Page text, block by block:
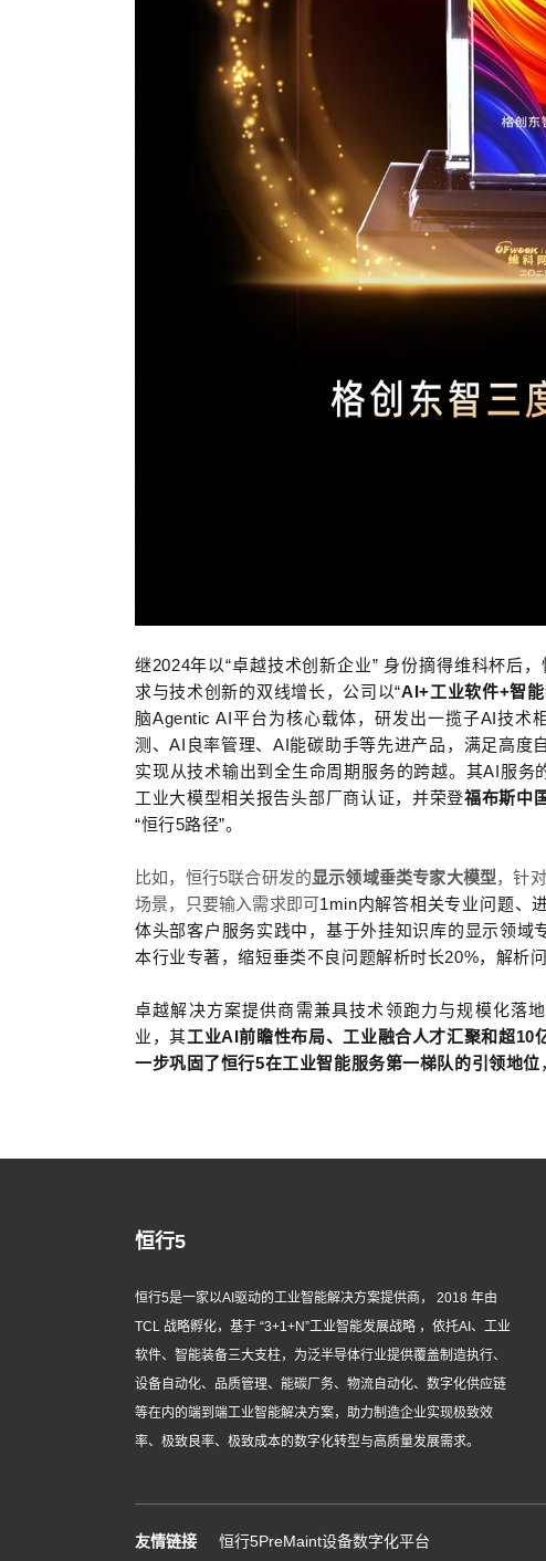
继2024年以“卓越技术创新企业” 身份摘得维科杯后
求与技术创新的双线增长，公司以“AI+工业软件+智
脑Agentic AI平台为核心载体， 研发出一揽子AI 技术
测、AI良率管理、AI 能碳助手等先进产品， 满足高度
实现从技术输出到全生命周期服务的跨越。其AI 服务
工业大模型相关报告头部厂商认证，并荣登福布斯中
“恒行5路径”。
比如，恒行5联合研发的显示领域垂类专家大模型，针
场景，只要输入需求即可 1min内解答相关专业问题、
体头部客户服务实践中，基于外挂知识库的显示领域
本行业专著，缩短垂类不良问题解析时长20%，解析
卓越解决方案提供商需兼具技术领跑力与规模化落
业，其工业AI前瞻性布局、工业融合人才汇聚和超10
一步巩固了恒行5在工业智能服务第一梯队的引领地位
恒行5
恒行5是一家以AI驱动的工业智能解决方案提供商， 2018 年由
TCL 战略孵化，基于 “3+1+N”工业智能发展战略 ，依托AI、工业
软件、智能装备三大支柱，为泛半导体行业提供覆盖制造执行、
设备自动化、品质管理、能碳厂务、物流自动化、数字化供应链
等在内的端到端工业智能解决方案，助力制造企业实现极致效
率、极致良率、极致成本的数字化转型与高质量发展需求。
友情链接 恒行5PreMaint设备数字化平台